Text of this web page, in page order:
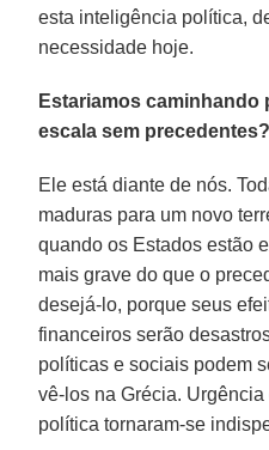
esta inteligência política,
necessidade hoje.
Estariamos caminhando
escala sem precedentes?
Ele está diante de nós.
maduras para um novo
quando os Estados estão
mais grave do que o
desejá-lo, porque seus
financeiros serão
políticas e sociais podem
vê-los na Grécia.
política tornaram-se